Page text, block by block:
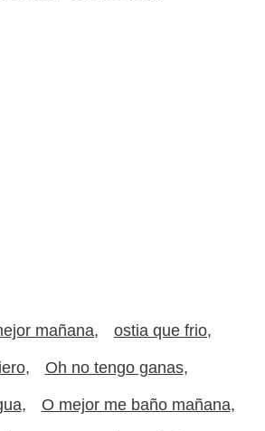
mañana ostia que frio
Oh no tengo ganas
O mejor me baño mañana